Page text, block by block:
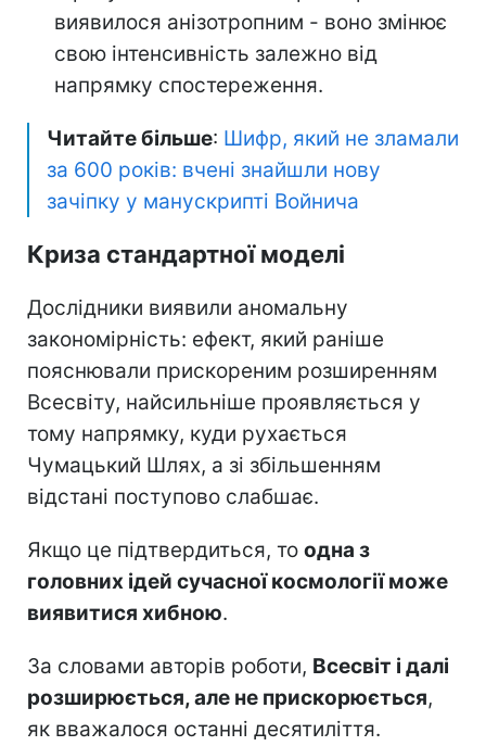
виявилося анізотропним - воно змінює
свою інтенсивність залежно від
напрямку спостереження.
Читайте більше: Шифр, який не зламали
за 600 років: вчені знайшли нову
зачіпку у манускрипті Войнича
Криза стандартної моделі
Дослідники виявили аномальну
закономірність: ефект, який раніше
пояснювали прискореним розширенням
Всесвіту, найсильніше проявляється у
тому напрямку, куди рухається
Чумацький Шлях, а зі збільшенням
відстані поступово слабшає.
Якщо це підтвердиться, то одна з
головних ідей сучасної космології може
виявитися хибною.
За словами авторів роботи, Всесвіт і далі
розширюється, але не прискорюється,
як вважалося останні десятиліття.